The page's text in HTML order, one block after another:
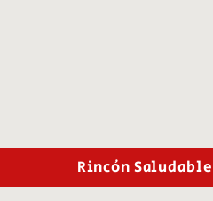
Rincón Saludable